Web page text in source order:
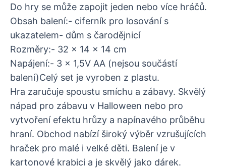
Do hry se může zapojit jeden nebo více hráčů.
Obsah balení:- ciferník pro losování s
ukazatelem- dům s čarodějnicí
Rozměry:- 32 x 14 x 14 cm
Napájení:- 3 x 1,5V AA (nejsou součástí
balení)Celý set je vyroben z plastu.
Hra zaručuje spoustu smíchu a zábavy. Skvělý
nápad pro zábavu v Halloween nebo pro
vytvoření efektu hrůzy a napínavého průběhu
hraní. Obchod nabízí široký výběr vzrušujících
hraček pro malé i velké děti. Balení je v
kartonové krabici a je skvělý jako dárek.